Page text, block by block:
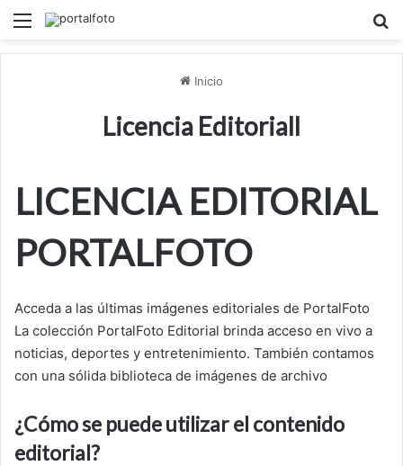
Menú
Inicio
Licencia Editoriall
LICENCIA EDITORIAL
PORTALFOTO
Acceda a las últimas imágenes editoriales de PortalFoto
La colección PortalFoto Editorial brinda acceso en vivo a
noticias, deportes y entretenimiento. También contamos
con una sólida biblioteca de imágenes de archivo
¿Cómo se puede utilizar el contenido
editorial?